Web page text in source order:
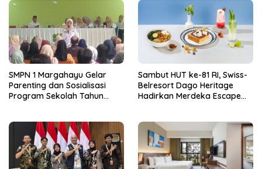
SMPN 1 Margahayu Gelar
Parenting dan Sosialisasi
Program Sekolah Tahun
Sambut HUT ke-81 RI, Swiss-
Belresort Dago Heritage
Hadirkan Merdeka Escape